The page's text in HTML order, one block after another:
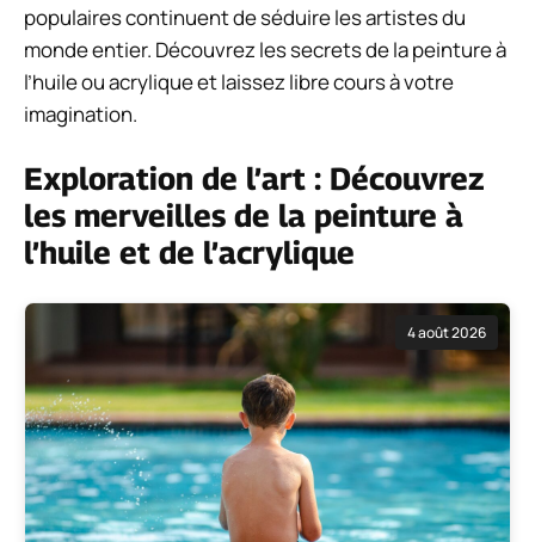
populaires continuent de séduire les artistes du
monde entier. Découvrez les secrets de la peinture à
l’huile ou acrylique et laissez libre cours à votre
imagination.
Exploration de l’art : Découvrez
les merveilles de la peinture à
l’huile et de l’acrylique
4 août 2026